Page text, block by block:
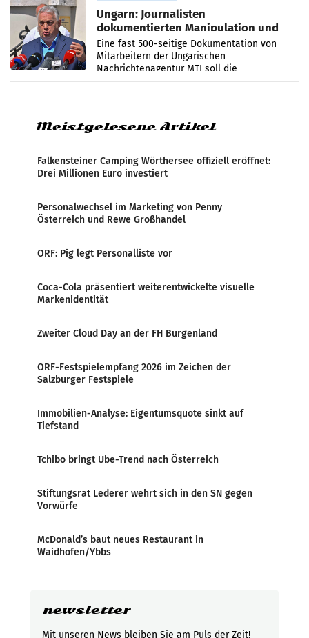
Ungarn: Journalisten
dokumentierten Manipulation und
Zensur
Eine fast 500-seitige Dokumentation von
Mitarbeitern der Ungarischen
Nachrichtenagentur MTI soll die
systematische Nachrichten-Manipulation und
Meistgelesene Artikel
Falkensteiner Camping Wörthersee offiziell eröffnet:
Drei Millionen Euro investiert
Personalwechsel im Marketing von Penny
Österreich und Rewe Großhandel
ORF: Pig legt Personalliste vor
Coca-Cola präsentiert weiterentwickelte visuelle
Markenidentität
Zweiter Cloud Day an der FH Burgenland
ORF-Festspielempfang 2026 im Zeichen der
Salzburger Festspiele
Immobilien-Analyse: Eigentumsquote sinkt auf
Tiefstand
Tchibo bringt Ube-Trend nach Österreich
Stiftungsrat Lederer wehrt sich in den SN gegen
Vorwürfe
McDonald’s baut neues Restaurant in
Waidhofen/Ybbs
newsletter
Mit unseren News bleiben Sie am Puls der Zeit!